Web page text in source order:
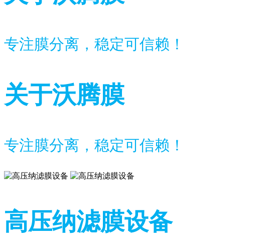
专注膜分离，稳定可信赖！
关于沃腾膜
专注膜分离，稳定可信赖！
高压纳滤膜设备